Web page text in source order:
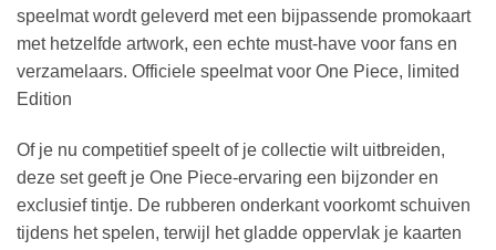
speelmat wordt geleverd met een bijpassende promokaart
met hetzelfde artwork, een echte must-have voor fans en
verzamelaars. Officiele speelmat voor One Piece, limited
Edition
Of je nu competitief speelt of je collectie wilt uitbreiden,
deze set geeft je One Piece-ervaring een bijzonder en
exclusief tintje. De rubberen onderkant voorkomt schuiven
tijdens het spelen, terwijl het gladde oppervlak je kaarten